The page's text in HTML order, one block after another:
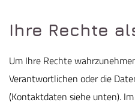
Ihre Rechte
Um Ihre Rechte
Verantwortlichen oder die
(Kontaktdaten siehe unten).